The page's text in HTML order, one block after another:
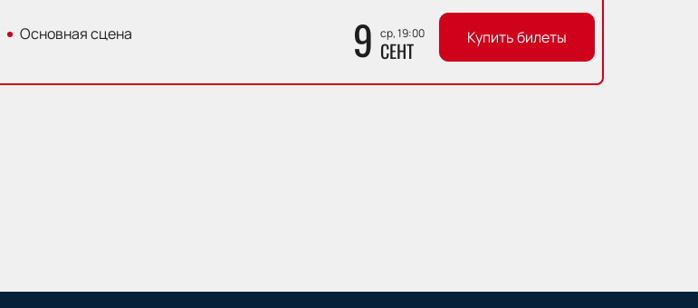
Основная сцена 9 ср, 19:00
СЕНТ Купить билеты